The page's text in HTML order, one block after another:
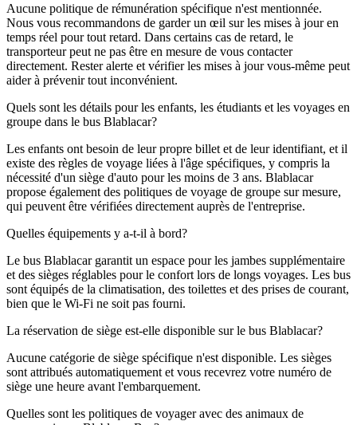
Aucune politique de rémunération spécifique n'est mentionnée.
Nous vous recommandons de garder un œil sur les mises à jour en
temps réel pour tout retard. Dans certains cas de retard, le
transporteur peut ne pas être en mesure de vous contacter
directement. Rester alerte et vérifier les mises à jour vous-même peut
aider à prévenir tout inconvénient.
Quels sont les détails pour les enfants, les étudiants et les voyages en
groupe dans le bus Blablacar?
Les enfants ont besoin de leur propre billet et de leur identifiant, et il
existe des règles de voyage liées à l'âge spécifiques, y compris la
nécessité d'un siège d'auto pour les moins de 3 ans. Blablacar
propose également des politiques de voyage de groupe sur mesure,
qui peuvent être vérifiées directement auprès de l'entreprise.
Quelles équipements y a-t-il à bord?
Le bus Blablacar garantit un espace pour les jambes supplémentaire
et des sièges réglables pour le confort lors de longs voyages. Les bus
sont équipés de la climatisation, des toilettes et des prises de courant,
bien que le Wi-Fi ne soit pas fourni.
La réservation de siège est-elle disponible sur le bus Blablacar?
Aucune catégorie de siège spécifique n'est disponible. Les sièges
sont attribués automatiquement et vous recevrez votre numéro de
siège une heure avant l'embarquement.
Quelles sont les politiques de voyager avec des animaux de